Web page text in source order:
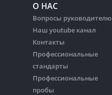
О НАС
Вопросы руководителю
Наш youtube канал
Контакты
Профессиональные
стандарты
Профессиональные
пробы